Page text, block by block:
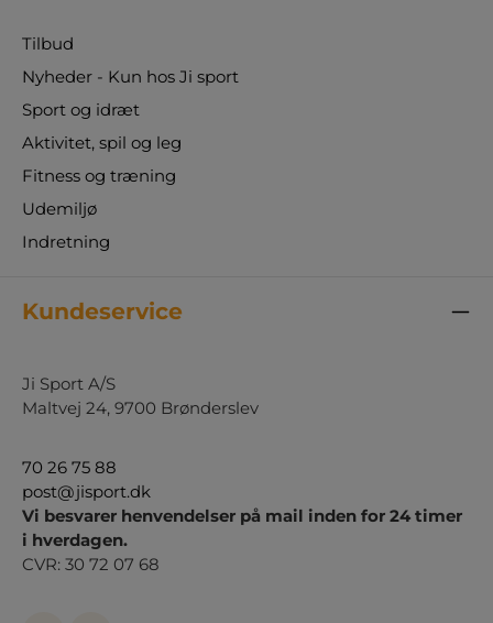
Tilbud
Nyheder - Kun hos Ji sport
Sport og idræt
Aktivitet, spil og leg
Fitness og træning
Udemiljø
Indretning
Kundeservice
Ji Sport A/S
Maltvej 24, 9700 Brønderslev
70 26 75 88
post@jisport.dk
Vi besvarer henvendelser på mail inden for 24 timer
i hverdagen.
CVR: 30 72 07 68